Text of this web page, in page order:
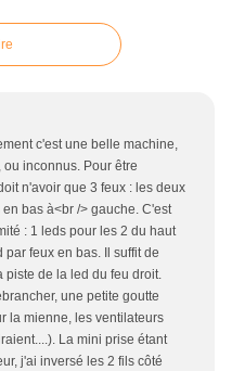
c'est une belle machine,
inconnus. Pour être
n'avoir que 3 feux : les deux
bas à<br /> gauche. C'est
: 1 leds pour les 2 du haut
feux en bas. Il suffit de
piste de la led du feu droit.
une petite goutte
la mienne, les ventilateurs
La mini prise étant
j'ai inversé les 2 fils côté